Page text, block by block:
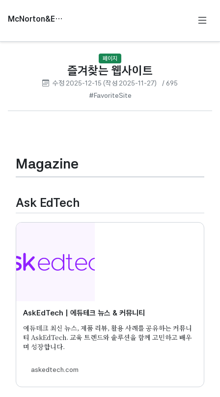
McNorton&Education
페이지
즐겨찾는 웹사이트
수정 2025-12-15 (작성 2025-11-27)
/ 695
#FavoriteSite
Magazine
Ask EdTech
AskEdTech | 에듀테크 뉴스 & 커뮤니티
에듀테크 최신 뉴스, 제품 리뷰, 활용 사례를 공유하는 커뮤니
티 AskEdTech. 교육 트렌드와 솔루션을 함께 고민하고 배우
며 성장합니다.
askedtech.com